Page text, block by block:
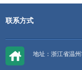
联系方式
地址：浙江省温